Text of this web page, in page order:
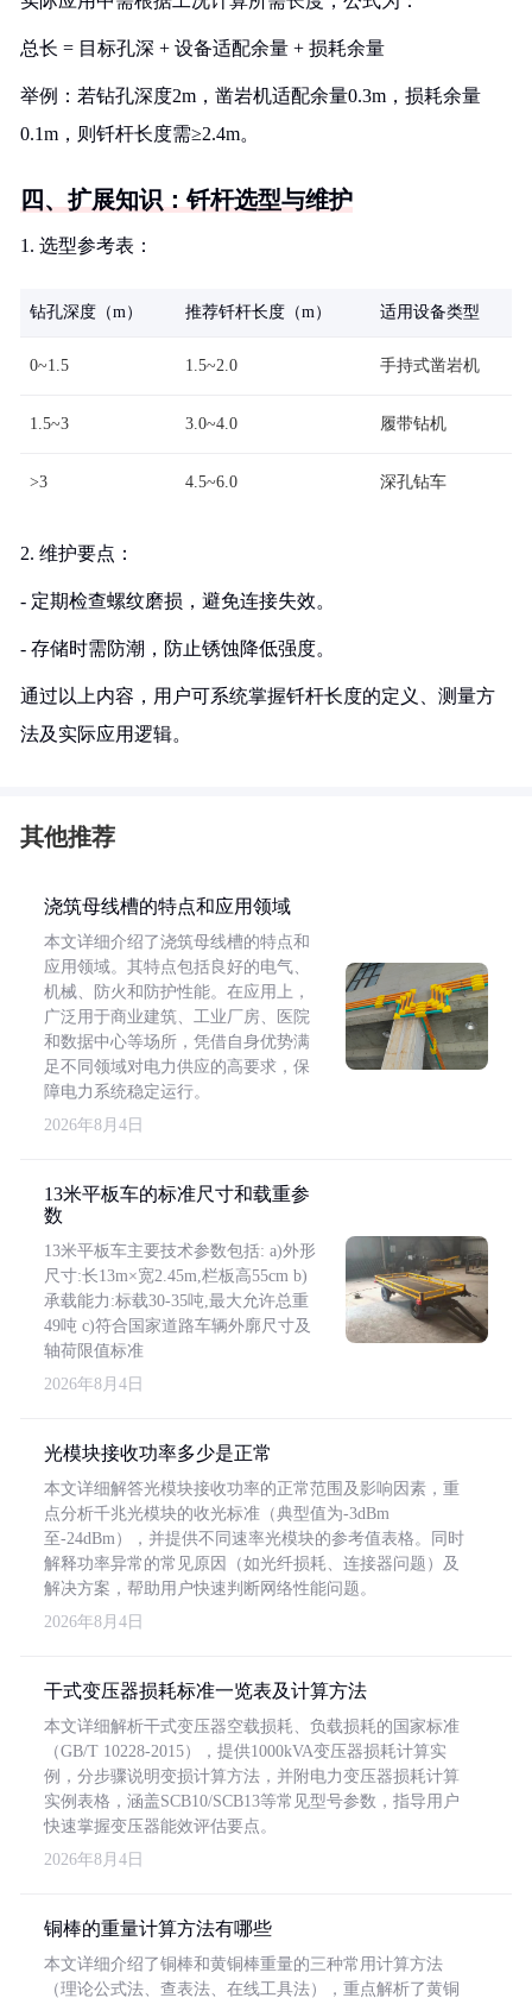
总长 = 目标孔深 + 设备适配余量 + 损耗余量
举例：若钻孔深度2m，凿岩机适配余量0.3m，损耗余量
0.1m，则钎杆长度需≥2.4m。
四、扩展知识：钎杆选型与维护
1. 选型参考表：
钻孔深度（m） 推荐钎杆长度（m） 适用设备类型
0~1.5 1.5~2.0 手持式凿岩机
1.5~3 3.0~4.0 履带钻机
>3 4.5~6.0 深孔钻车
2. 维护要点：
- 定期检查螺纹磨损，避免连接失效。
- 存储时需防潮，防止锈蚀降低强度。
通过以上内容，用户可系统掌握钎杆长度的定义、测量方
法及实际应用逻辑。
其他推荐
浇筑母线槽的特点和应用领域
本文详细介绍了浇筑母线槽的特点和
应用领域。其特点包括良好的电气、
机械、防火和防护性能。在应用上，
广泛用于商业建筑、工业厂房、医院
和数据中心等场所，凭借自身优势满
足不同领域对电力供应的高要求，保
障电力系统稳定运行。
2026年8月4日
13米平板车的标准尺寸和载重参
数
13米平板车主要技术参数包括: a)外形
尺寸:长13m×宽2.45m,栏板高55cm b)
承载能力:标载30-35吨,最大允许总重
49吨 c)符合国家道路车辆外廓尺寸及
轴荷限值标准
2026年8月4日
光模块接收功率多少是正常
本文详细解答光模块接收功率的正常范围及影响因素，重
点分析千兆光模块的收光标准（典型值为-3dBm
至-24dBm），并提供不同速率光模块的参考值表格。同时
解释功率异常的常见原因（如光纤损耗、连接器问题）及
解决方案，帮助用户快速判断网络性能问题。
2026年8月4日
干式变压器损耗标准一览表及计算方法
本文详细解析干式变压器空载损耗、负载损耗的国家标准
（GB/T 10228-2015），提供1000kVA变压器损耗计算实
例，分步骤说明变损计算方法，并附电力变压器损耗计算
实例表格，涵盖SCB10/SCB13等常见型号参数，指导用户
快速掌握变压器能效评估要点。
2026年8月4日
铜棒的重量计算方法有哪些
本文详细介绍了铜棒和黄铜棒重量的三种常用计算方法
（理论公式法、查表法、在线工具法），重点解析了黄铜